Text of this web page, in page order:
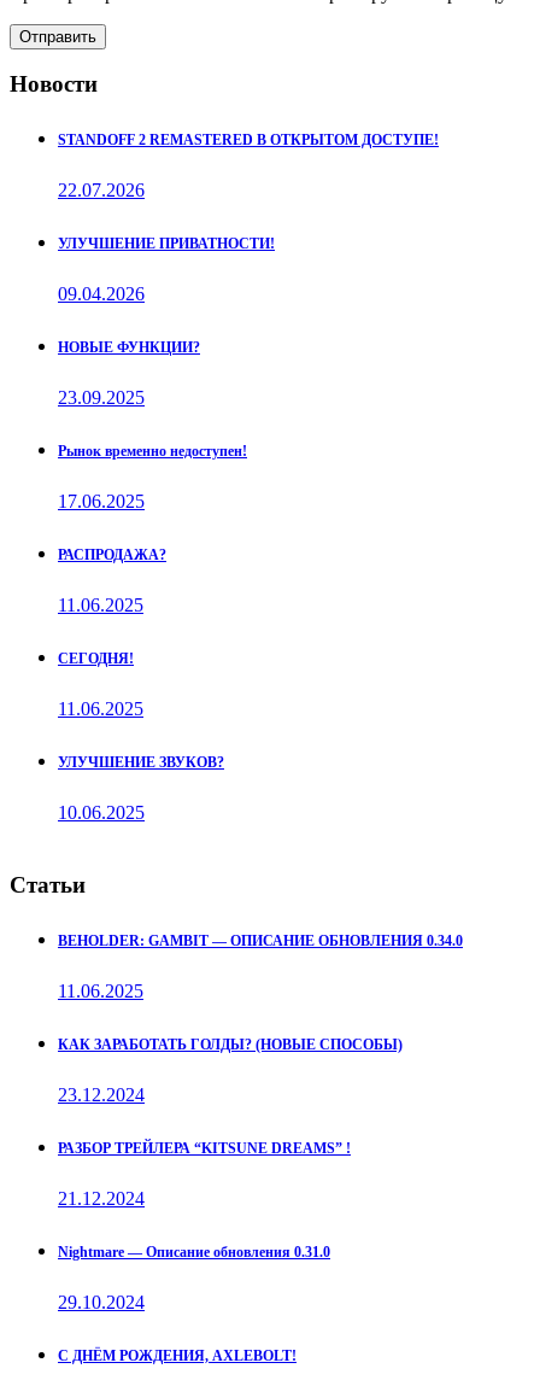
Отправить
Новости
STANDOFF 2 REMASTERED В ОТКРЫТОМ ДОСТУПЕ!
22.07.2026
УЛУЧШЕНИЕ ПРИВАТНОСТИ!
09.04.2026
НОВЫЕ ФУНКЦИИ?
23.09.2025
Рынок временно недоступен!
17.06.2025
РАСПРОДАЖА?
11.06.2025
СЕГОДНЯ!
11.06.2025
УЛУЧШЕНИЕ ЗВУКОВ?
10.06.2025
Статьи
BEHOLDER: GAMBIT — ОПИСАНИЕ ОБНОВЛЕНИЯ 0.34.0
11.06.2025
КАК ЗАРАБОТАТЬ ГОЛДЫ? (НОВЫЕ СПОСОБЫ)
23.12.2024
РАЗБОР ТРЕЙЛЕРА “KITSUNE DREAMS” !
21.12.2024
Nightmare — Описание обновления 0.31.0
29.10.2024
С ДНЁМ РОЖДЕНИЯ, AXLEBOLT!